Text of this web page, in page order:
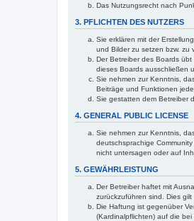
Das Nutzungsrecht nach
3. PFLICHTEN DES NUTZERS
Sie erklären mit der
und Bilder zu setzen bzw. zu
Der Betreiber des Boards
dieses Boards ausschließen
Sie nehmen zur Kenntnis,
Beiträge und Funktionen
Sie gestatten dem Betreiber
4. GENERAL PUBLIC LICENSE
Sie nehmen zur Kenntnis,
deutschsprachige
nicht untersagen oder auf
5. GEWÄHRLEISTUNG
Der Betreiber haftet mit
zurückzuführen sind. Dies
Die Haftung ist gegenüber
(Kardinalpflichten) auf die